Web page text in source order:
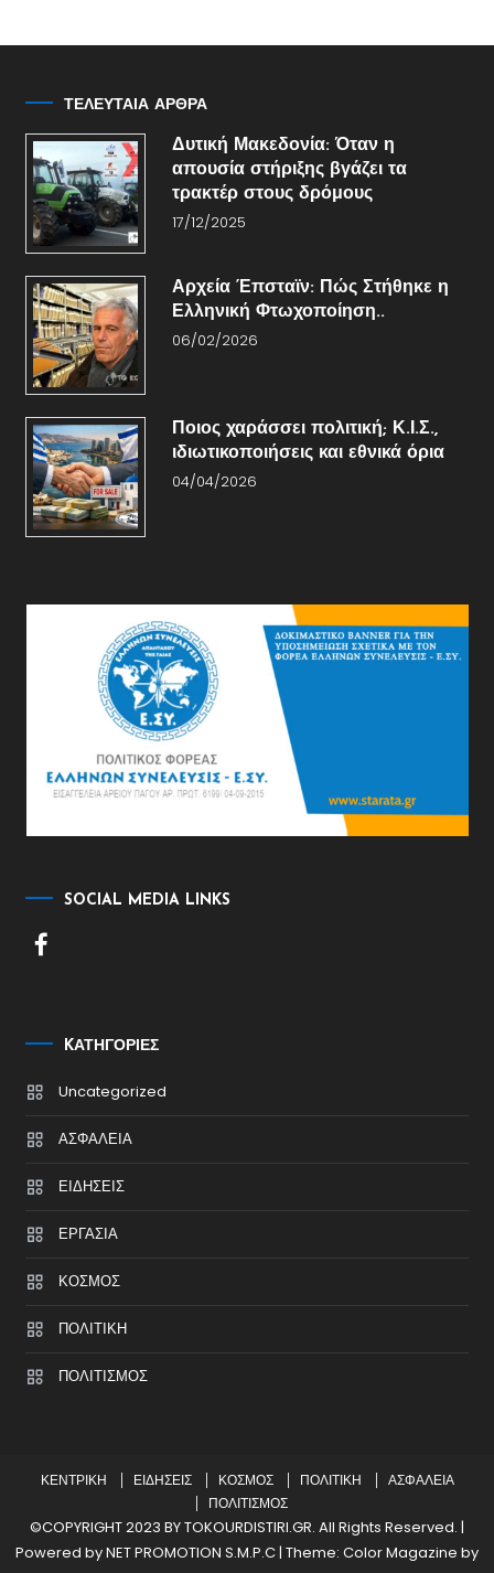
ΤΕΛΕΥΤΑΙΑ ΑΡΘΡΑ
Δυτική Μακεδονία: Όταν η
απουσία στήριξης βγάζει τα
τρακτέρ στους δρόμους
17/12/2025
Αρχεία Έπσταϊν: Πώς Στήθηκε η
Ελληνική Φτωχοποίηση..
06/02/2026
Ποιος χαράσσει πολιτική; Κ.Ι.Σ.,
ιδιωτικοποιήσεις και εθνικά όρια
04/04/2026
SOCIAL MEDIA LINKS
KΑΤΗΓΟΡΊΕΣ
Uncategorized
ΑΣΦΑΛΕΙΑ
ΕΙΔΗΣΕΙΣ
ΕΡΓΑΣΙΑ
ΚΟΣΜΟΣ
ΠΟΛΙΤΙΚΗ
ΠΟΛΙΤΙΣΜΟΣ
ΚΕΝΤΡΙΚΗ ΕΙΔΗΣΕΙΣ ΚΟΣΜΟΣ ΠΟΛΙΤΙΚΗ
ΑΣΦΑΛΕΙΑ
ΠΟΛΙΤΙΣΜΟΣ
©COPYRIGHT 2023 BY TOKOURDISTIRI.GR. All Rights Reserved. |
Powered by NET PROMOTION S.M.P.C| Theme: Color Magazine by